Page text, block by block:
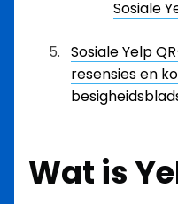
Sosiale
Sosiale Yelp
resensies en
Wat is